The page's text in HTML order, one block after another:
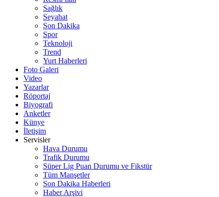
Sağlık
Seyahat
Son Dakika
Spor
Teknoloji
Trend
Yurt Haberleri
Foto Galeri
Video
Yazarlar
Röportaj
Biyografi
Anketler
Künye
İletişim
Servisler
Hava Durumu
Trafik Durumu
Süper Lig Puan Durumu ve Fikstür
Tüm Manşetler
Son Dakika Haberleri
Haber Arşivi